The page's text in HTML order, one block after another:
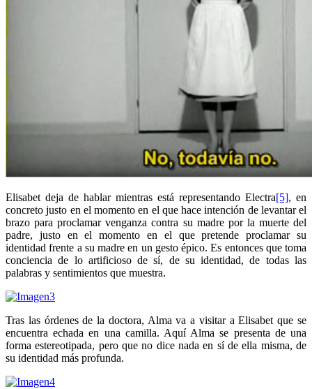
Elisabet deja de hablar mientras está representando Electra[5], en
concreto justo en el momento en el que hace intención de levantar el
brazo para proclamar venganza contra su madre por la muerte del
padre, justo en el momento en el que pretende proclamar su
identidad frente a su madre en un gesto épico. Es entonces que toma
conciencia de lo artificioso de sí, de su identidad, de todas las
palabras y sentimientos que muestra.
Tras las órdenes de la doctora, Alma va a visitar a Elisabet que se
encuentra echada en una camilla. Aquí Alma se presenta de una
forma estereotipada, pero que no dice nada en sí de ella misma, de
su identidad más profunda.